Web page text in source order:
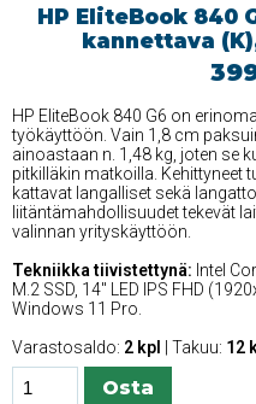
HP EliteBook 840
kannettava
HP EliteBook 840 G6 on
työkäyttöön. Vain 1,8 cm
ainoastaan n. 1,48 kg, joten se
pitkilläkin matkoilla. Kehittyneet
kattavat langalliset sekä
liitäntämahdollisuudet tekevät
valinnan yrityskäyttöön.
Tekniikka tiivistettynä: Intel
M.2 SSD, 14'' LED IPS FHD
Windows 11 Pro.
Varastosaldo: 2 kpl | Takuu: 12